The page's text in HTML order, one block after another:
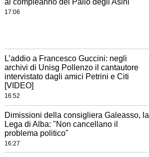
al compleanno del Palio degli Asini
17:06
L’addio a Francesco Guccini: negli
archivi di Unisg Pollenzo il cantautore
intervistato dagli amici Petrini e Citi
[VIDEO]
16:52
Dimissioni della consigliera Galeasso, la
Lega di Alba: "Non cancellano il
problema politico"
16:27